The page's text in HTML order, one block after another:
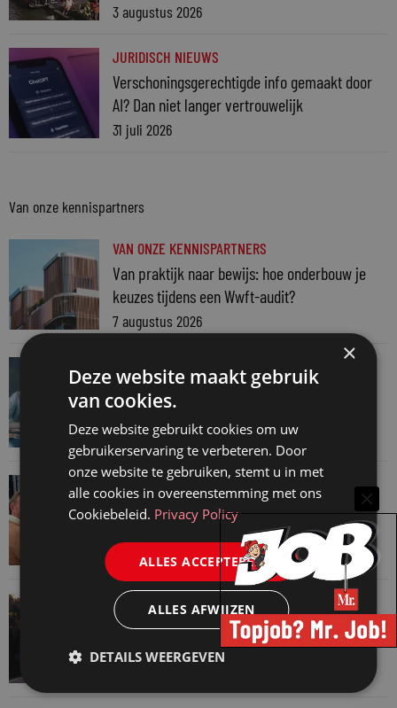
3 augustus 2026
JURIDISCH NIEUWS
Verschoningsgerechtigde info gemaakt door
AI? Dan niet langer vertrouwelijk
31 juli 2026
Van onze kennispartners
VAN ONZE KENNISPARTNERS
Van praktijk naar bewijs: hoe onderbouw je
keuzes tijdens een Wwft-audit?
7 augustus 2026
VAN ONZE KENNISPARTNERS
Werkdruk zegt meer dan urennormen
VAN ONZE KENNISPARTNERS
Martin Woodward: waarom geen enkel
advocatenkantoor hetzelfde kan blijven
4 augustus 2026
VAN ONZE KENNISPARTNERS
Waarom standaard carrièrepaden talent
kosten
×
Deze website maakt gebruik
van cookies.
Deze website gebruikt cookies om uw
gebruikerservaring te verbeteren. Door
onze website te gebruiken, stemt u in met
alle cookies in overeenstemming met ons
Cookiebeleid. Privacy Policy
ALLES ACCEPTEREN
ALLES AFWIJZEN
DETAILS WEERGEVEN